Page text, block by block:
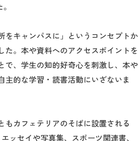
をキャンパスに」というコンセプトか
た。本や資料へのアクセスポイントを
で、学生の知的好奇心を刺激し、本や
主的な学習・読書活動にいざないま
もカフェテリアのそばに設置される
ッセイや写真集、スポーツ関連書、